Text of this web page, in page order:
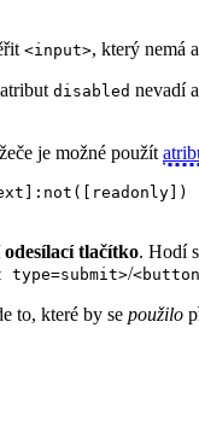
<input>, který nemá
disabled nevadí
je možné použít
odesílací tlačítko. Hodí
type=submit>/
to, které by se použilo